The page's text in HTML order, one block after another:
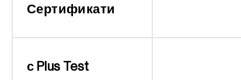
Сертификати
с Plus Test